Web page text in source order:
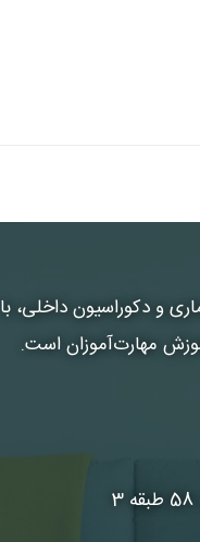
معماری و دکوراسیون داخلی، با
مهارت‌آموزان است.